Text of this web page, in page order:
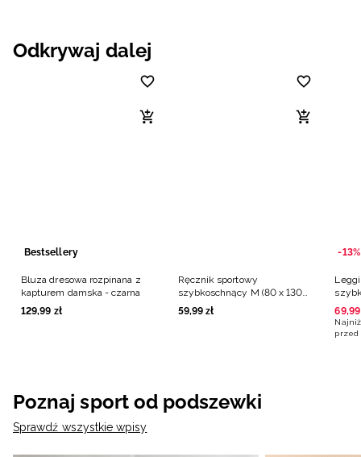
Odkrywaj dalej
Bestsellery
Bluza dresowa rozpinana z
kapturem damska - czarna
129,99 zł
Ręcznik sportowy
szybkoschnący M (80 x 130
cm) - czarny
59,99 zł
-13%
69,99
przed
Poznaj sport od podszewki
Sprawdź wszystkie wpisy